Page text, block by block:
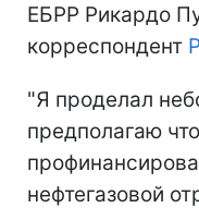
ЕБРР Рикардо
корреспондент
"Я проделал
предполагаю
нефтегазовой